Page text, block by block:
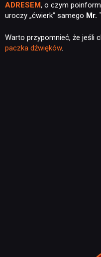
ADRESEM, o czym
uroczy „ćwierk” samego Mr.
Warto przypomnieć, że jeśli
paczka dźwięków.